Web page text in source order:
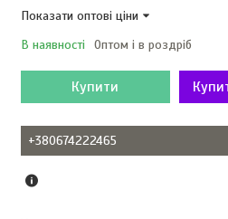
Показати оптові ціни
В наявності
Оптом і в роздріб
Купити
+380674222465